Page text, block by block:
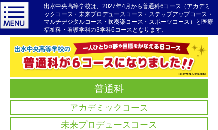
出水中央高等学校は、2027年4月から普通科6コース（アカデミ
ックコース・未来プロデュースコース・ステップアップコース・
マルチデジタルコース・吹奏楽コース・スポーツコース）と医療
福祉科・看護学科の3学科6コースとなります。
普通科
アカデミックコース
未来プロデュースコース